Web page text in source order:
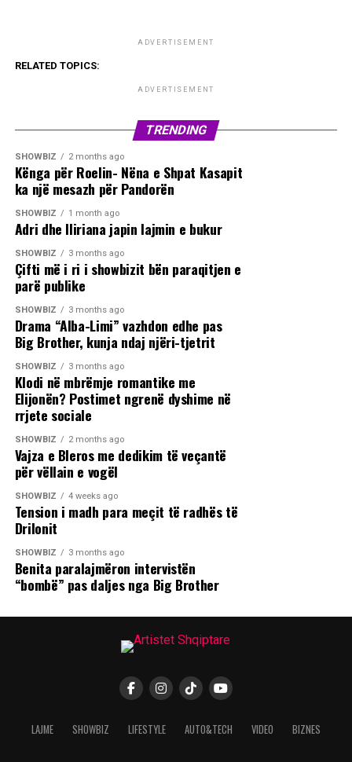
ADVERTISEMENT
RELATED TOPICS:
ADVERTISEMENT
TRENDING
SHOWBIZ 2 months ago
Kënga për Roelin- Nëna e Shpat Kasapit
ka një mesazh për Pandorën
SHOWBIZ 1 month ago
Adri dhe Iliriana japin lajmin e bukur
SHOWBIZ 3 months ago
Çifti më i ri i showbizit bën paraqitjen e
parë publike
SHOWBIZ 3 months ago
Drama “Alba-Limi” vazhdon edhe pas
Big Brother, kunja ndaj njëri-tjetrit
SHOWBIZ 3 months ago
Klodi në mbrëmje romantike me
Elijonën? Postimet ngrenë dyshime në
rrjete sociale
SHOWBIZ 2 months ago
Vajza e Bleros me dedikim të veçantë
për vëllain e vogël
SHOWBIZ 4 weeks ago
Tension i madh para meçit të radhës të
Drilonit
SHOWBIZ 3 months ago
Benita paralajmëron intervistën
“bombë” pas daljes nga Big Brother
LAJME SHOWBIZ LIFESTYLE AUTO&TECH VIDEO BIZNES